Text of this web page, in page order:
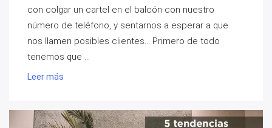
con colgar un cartel en el balcón con nuestro
número de teléfono, y sentarnos a esperar a que
nos llamen posibles clientes... Primero de todo
tenemos que ...
Leer más